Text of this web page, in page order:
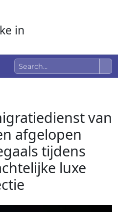
in
van
afgelopen
tijdens
luxe